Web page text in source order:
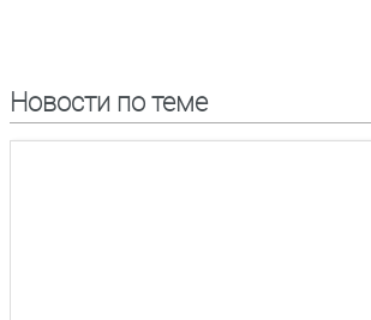
Новости по теме